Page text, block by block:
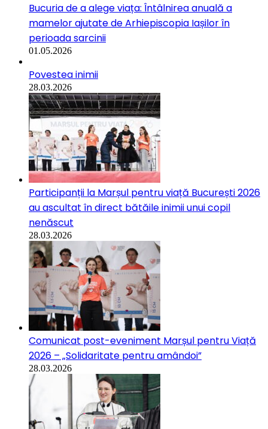
Bucuria de a alege viața: Întâlnirea anuală a
mamelor ajutate de Arhiepiscopia Iașilor în
perioada sarcinii
01.05.2026
Povestea inimii
28.03.2026
Participanții la Marșul pentru viață București 2026
au ascultat în direct bătăile inimii unui copil
nenăscut
28.03.2026
Comunicat post-eveniment Marșul pentru Viață
2026 – „Solidaritate pentru amândoi”
28.03.2026